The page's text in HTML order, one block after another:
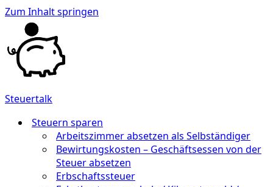
Zum Inhalt springen
Steuertalk
Steuern sparen
Arbeitszimmer absetzen als Selbständiger
Bewirtungskosten – Geschäftsessen von der
Steuer absetzen
Erbschaftssteuer